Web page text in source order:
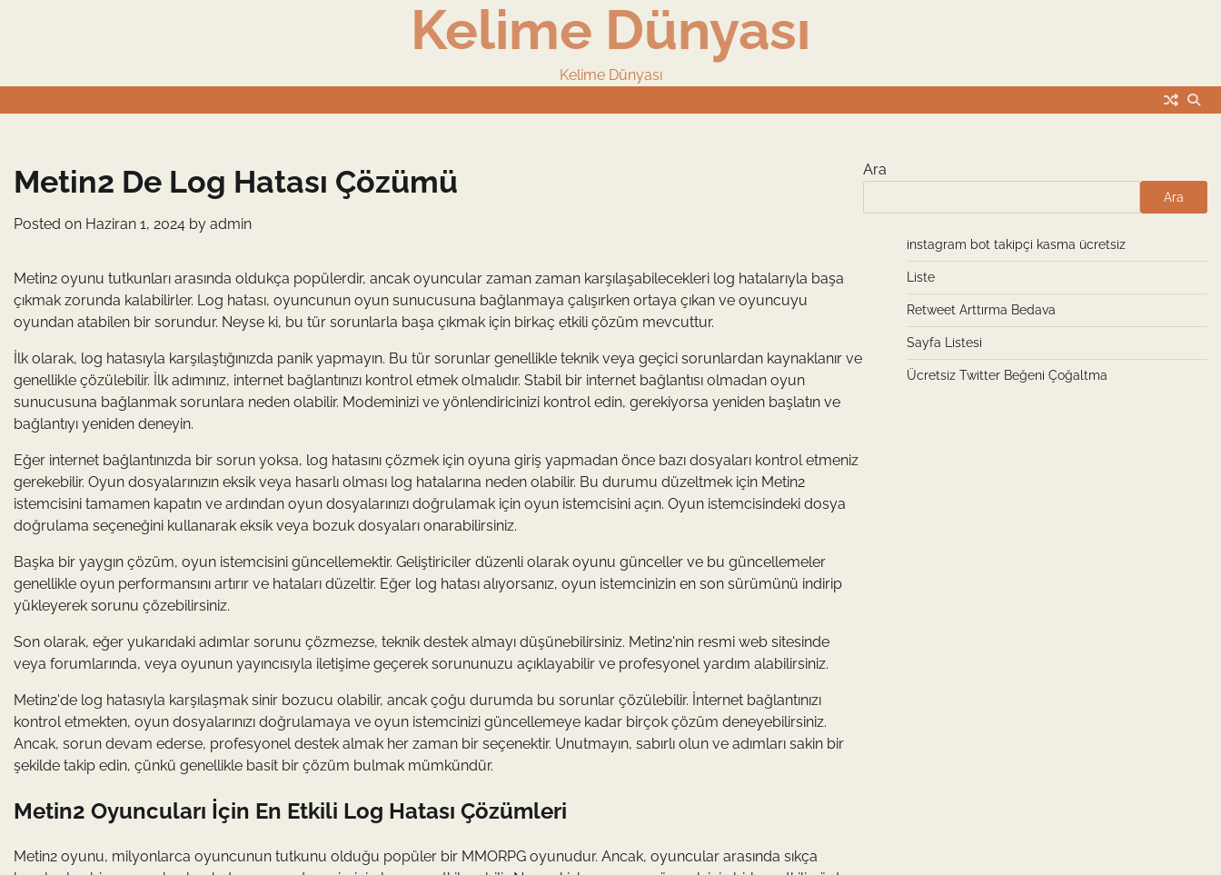
Kelime Dünyası
Kelime Dünyası
Metin2 De Log Hatası Çözümü
Posted on Haziran 1, 2024 by admin
Metin2 oyunu tutkunları arasında oldukça popülerdir, ancak oyuncular zaman zaman karşılaşabilecekleri log hatalarıyla başa
çıkmak zorunda kalabilirler. Log hatası, oyuncunun oyun sunucusuna bağlanmaya çalışırken ortaya çıkan ve oyuncuyu
oyundan atabilen bir sorundur. Neyse ki, bu tür sorunlarla başa çıkmak için birkaç etkili çözüm mevcuttur.
İlk olarak, log hatasıyla karşılaştığınızda panik yapmayın. Bu tür sorunlar genellikle teknik veya geçici sorunlardan kaynaklanır ve
genellikle çözülebilir. İlk adımınız, internet bağlantınızı kontrol etmek olmalıdır. Stabil bir internet bağlantısı olmadan oyun
sunucusuna bağlanmak sorunlara neden olabilir. Modeminizi ve yönlendiricinizi kontrol edin, gerekiyorsa yeniden başlatın ve
bağlantıyı yeniden deneyin.
Eğer internet bağlantınızda bir sorun yoksa, log hatasını çözmek için oyuna giriş yapmadan önce bazı dosyaları kontrol etmeniz
gerekebilir. Oyun dosyalarınızın eksik veya hasarlı olması log hatalarına neden olabilir. Bu durumu düzeltmek için Metin2
istemcisini tamamen kapatın ve ardından oyun dosyalarınızı doğrulamak için oyun istemcisini açın. Oyun istemcisindeki dosya
doğrulama seçeneğini kullanarak eksik veya bozuk dosyaları onarabilirsiniz.
Başka bir yaygın çözüm, oyun istemcisini güncellemektir. Geliştiriciler düzenli olarak oyunu günceller ve bu güncellemeler
genellikle oyun performansını artırır ve hataları düzeltir. Eğer log hatası alıyorsanız, oyun istemcinizin en son sürümünü indirip
yükleyerek sorunu çözebilirsiniz.
Son olarak, eğer yukarıdaki adımlar sorunu çözmezse, teknik destek almayı düşünebilirsiniz. Metin2'nin resmi web sitesinde
veya forumlarında, veya oyunun yayıncısıyla iletişime geçerek sorununuzu açıklayabilir ve profesyonel yardım alabilirsiniz.
Metin2'de log hatasıyla karşılaşmak sinir bozucu olabilir, ancak çoğu durumda bu sorunlar çözülebilir. İnternet bağlantınızı
kontrol etmekten, oyun dosyalarınızı doğrulamaya ve oyun istemcinizi güncellemeye kadar birçok çözüm deneyebilirsiniz.
Ancak, sorun devam ederse, profesyonel destek almak her zaman bir seçenektir. Unutmayın, sabırlı olun ve adımları sakin bir
şekilde takip edin, çünkü genellikle basit bir çözüm bulmak mümkündür.
Metin2 Oyuncuları İçin En Etkili Log Hatası Çözümleri
Metin2 oyunu, milyonlarca oyuncunun tutkunu olduğu popüler bir MMORPG oyunudur. Ancak, oyuncular arasında sıkça
Ara
Ara
instagram bot takipçi kasma ücretsiz
Liste
Retweet Arttırma Bedava
Sayfa Listesi
Ücretsiz Twitter Beğeni Çoğaltma